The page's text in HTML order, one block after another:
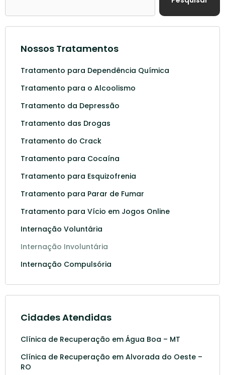
Nossos Tratamentos
Tratamento para Dependência Química
Tratamento para o Alcoolismo
Tratamento da Depressão
Tratamento das Drogas
Tratamento do Crack
Tratamento para Cocaína
Tratamento para Esquizofrenia
Tratamento para Parar de Fumar
Tratamento para Vício em Jogos Online
Internação Voluntária
Internação Involuntária
Internação Compulsória
Cidades Atendidas
Clínica de Recuperação em Água Boa – MT
Clínica de Recuperação em Alvorada do Oeste –
RO